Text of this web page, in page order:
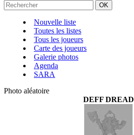
Nouvelle liste
Toutes les listes
Tous les joueurs
Carte des joueurs
Galerie photos
Agenda
SARA
Photo aléatoire
DEFF DREAD